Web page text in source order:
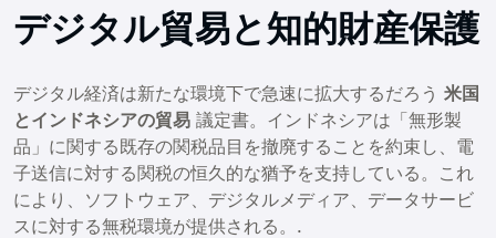
デジタル貿易と知的財産保護
デジタル経済は新たな環境下で急速に拡大するだろう 米国
とインドネシアの貿易 議定書。インドネシアは「無形製
品」に関する既存の関税品目を撤廃することを約束し、電
子送信に対する関税の恒久的な猶予を支持している。これ
により、ソフトウェア、デジタルメディア、データサービ
スに対する無税環境が提供される。.